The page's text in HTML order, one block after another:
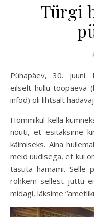
Türgi
Pühapäev, 30. juuni. Lõpuks ometi puhkepäev. Pärast
eilselt hullu tööpäeva
infod) oli lihtsalt
Hommikul kella
nõuti, et esitaksime
käimiseks. Aina
meid uudisega, et kui
tasuta hamami. Selle
rohkem sellest juttu
midagi, läksime